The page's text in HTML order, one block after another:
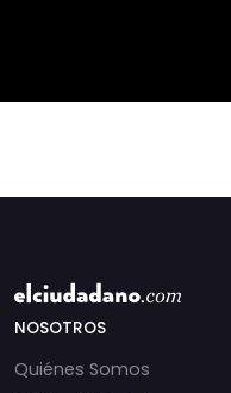
NOSOTROS
Quiénes Somos